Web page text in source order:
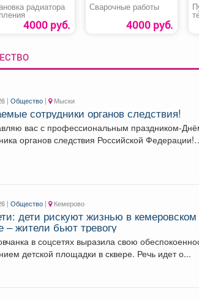
радиатора
4000 руб.
Сварочные работы
4000 руб.
|Общество | Мыски
сотрудники органов следствия!
вас с профессиональным праздником-
органов следствия Российской Федерации!
|Общество | Кемерово
дети рискуют жизнью в кемеровском
– жители бьют тревогу
в соцсетях выразила свою
состоянием детской площадки в сквере. Речь идет о...